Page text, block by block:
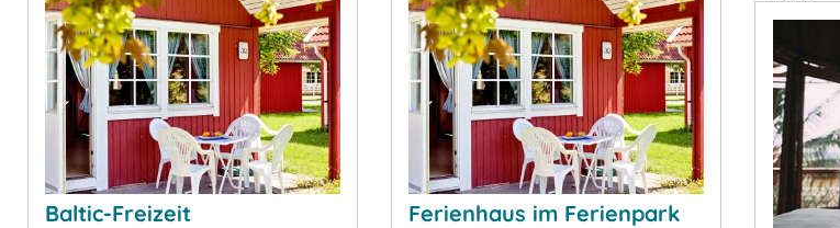
Baltic-Freizeit
Ferienhaus im Ferienpark